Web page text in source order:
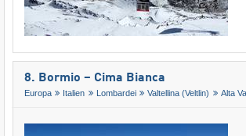
8. Bormio – Cima Bianca
Europa Italien Lombardei Valtellina (Veltlin) Alta